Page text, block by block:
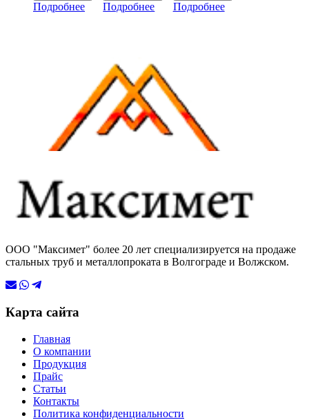
Подробнее Подробнее Подробнее
ООО "Максимет" более 20 лет специализируется на продаже
стальных труб и металлопроката в Волгограде и Волжском.
Карта сайта
Главная
О компании
Продукция
Прайс
Статьи
Контакты
Политика конфиденциальности